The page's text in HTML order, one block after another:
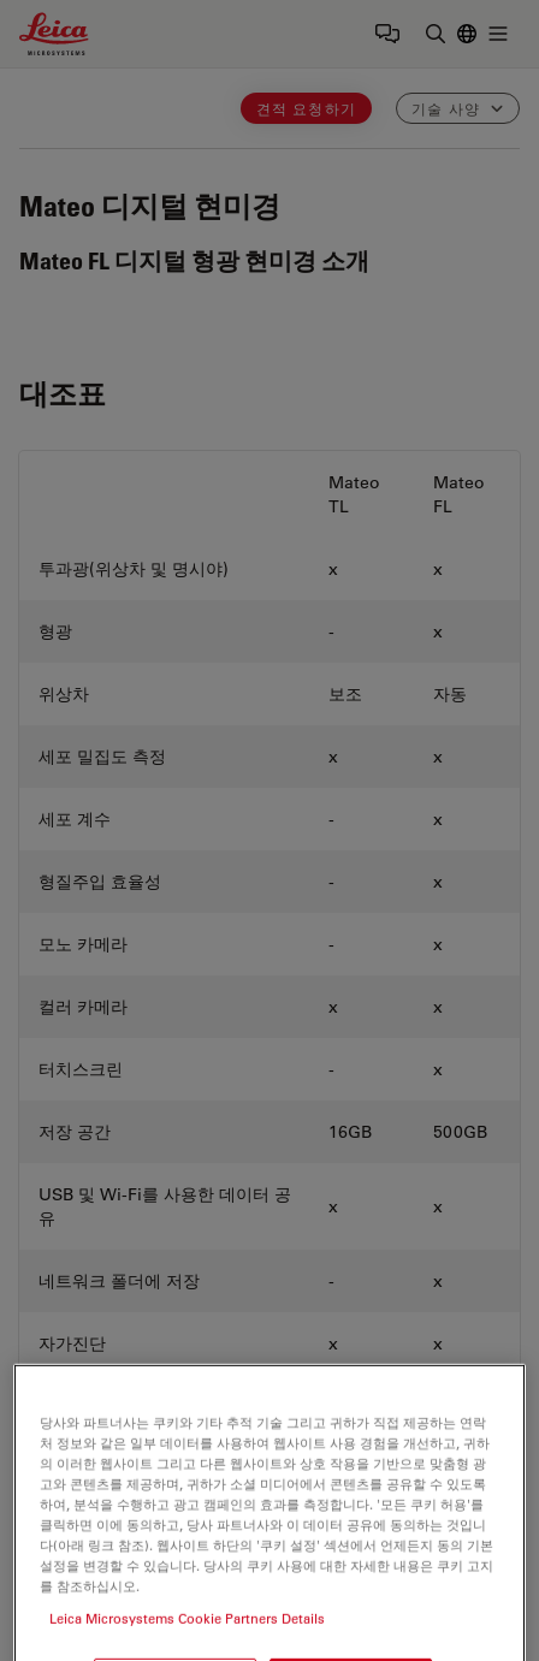
Leica Microsystems Logo
견적 요청하기 기술 사양
Mateo 디지털 현미경
Mateo FL 디지털 형광 현미경 소개
대조표
Mateo
TL
Mateo
FL
투과광(위상차 및 명시야) x x
형광 - x
위상차 보조 자동
세포 밀집도 측정 x x
세포 계수 - x
형질주입 효율성 - x
모노 카메라 - x
컬러 카메라 x x
터치스크린 - x
저장 공간 16GB 500GB
USB 및 Wi-Fi를 사용한 데이터 공
유
x x
네트워크 폴더에 저장 - x
자가진단 x x
x = 포함, o = 옵션, - = 사용 불가
Mateo FL 기본 구성
당사와 파트너사는 쿠키와 기타 추적 기술 그리고 귀하가 직접 제공하는 연락
처 정보와 같은 일부 데이터를 사용하여 웹사이트 사용 경험을 개선하고, 귀하
의 이러한 웹사이트 그리고 다른 웹사이트와 상호 작용을 기반으로 맞춤형 광
고와 콘텐츠를 제공하며, 귀하가 소셜 미디어에서 콘텐츠를 공유할 수 있도록
하여, 분석을 수행하고 광고 캠페인의 효과를 측정합니다. '모든 쿠키 허용'를
클릭하면 이에 동의하고, 당사 파트너사와 이 데이터 공유에 동의하는 것입니
다(아래 링크 참조). 웹사이트 하단의 '쿠키 설정' 섹션에서 언제든지 동의 기본
설정을 변경할 수 있습니다. 당사의 쿠키 사용에 대한 자세한 내용은 쿠키 고지
를 참조하십시오.
Leica Microsystems Cookie Partners Details